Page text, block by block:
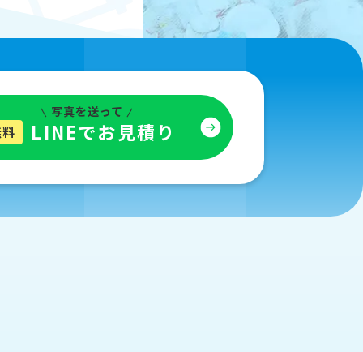
写真を送って
LINEでお見積り